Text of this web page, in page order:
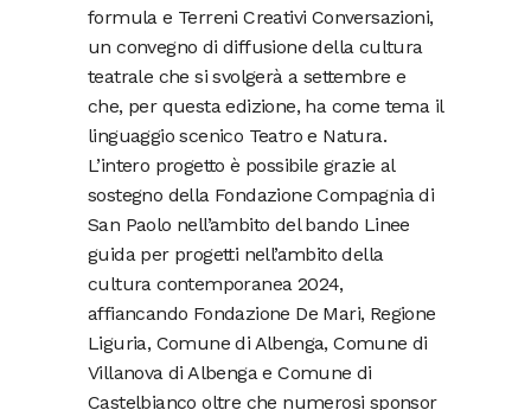
formula e Terreni Creativi Conversazioni,
un convegno di diffusione della cultura
teatrale che si svolgerà a settembre e
che, per questa edizione, ha come tema il
linguaggio scenico Teatro e Natura.
L’intero progetto è possibile grazie al
sostegno della Fondazione Compagnia di
San Paolo nell’ambito del bando Linee
guida per progetti nell’ambito della
cultura contemporanea 2024,
affiancando Fondazione De Mari, Regione
Liguria, Comune di Albenga, Comune di
Villanova di Albenga e Comune di
Castelbianco oltre che numerosi sponsor